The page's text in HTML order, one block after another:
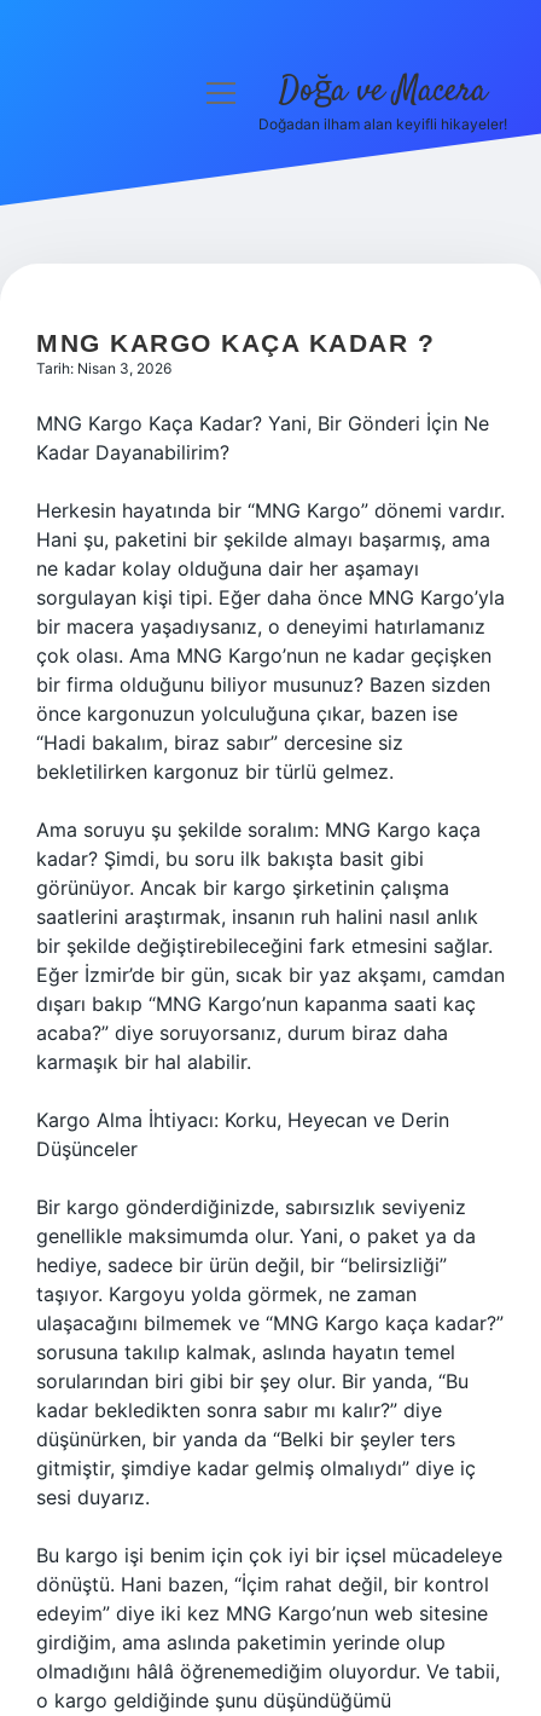
Hakkımızda
menüyü Doğa ve Macera
Doğadan ilham alan keyifli hikayeler!
MNG KARGO KAÇA KADAR ?
Tarih: Nisan 3, 2026
MNG Kargo Kaça Kadar? Yani, Bir Gönderi İçin Ne
Kadar Dayanabilirim?
Herkesin hayatında bir “MNG Kargo” dönemi vardır.
Hani şu, paketini bir şekilde almayı başarmış, ama
ne kadar kolay olduğuna dair her aşamayı
sorgulayan kişi tipi. Eğer daha önce MNG Kargo’yla
bir macera yaşadıysanız, o deneyimi hatırlamanız
çok olası. Ama MNG Kargo’nun ne kadar geçişken
bir firma olduğunu biliyor musunuz? Bazen sizden
önce kargonuzun yolculuğuna çıkar, bazen ise
“Hadi bakalım, biraz sabır” dercesine siz
bekletilirken kargonuz bir türlü gelmez.
Ama soruyu şu şekilde soralım: MNG Kargo kaça
kadar? Şimdi, bu soru ilk bakışta basit gibi
görünüyor. Ancak bir kargo şirketinin çalışma
saatlerini araştırmak, insanın ruh halini nasıl anlık
bir şekilde değiştirebileceğini fark etmesini sağlar.
Eğer İzmir’de bir gün, sıcak bir yaz akşamı, camdan
dışarı bakıp “MNG Kargo’nun kapanma saati kaç
acaba?” diye soruyorsanız, durum biraz daha
karmaşık bir hal alabilir.
Kargo Alma İhtiyacı: Korku, Heyecan ve Derin
Düşünceler
Bir kargo gönderdiğinizde, sabırsızlık seviyeniz
genellikle maksimumda olur. Yani, o paket ya da
hediye, sadece bir ürün değil, bir “belirsizliği”
taşıyor. Kargoyu yolda görmek, ne zaman
ulaşacağını bilmemek ve “MNG Kargo kaça kadar?”
sorusuna takılıp kalmak, aslında hayatın temel
sorularından biri gibi bir şey olur. Bir yanda, “Bu
kadar bekledikten sonra sabır mı kalır?” diye
düşünürken, bir yanda da “Belki bir şeyler ters
gitmiştir, şimdiye kadar gelmiş olmalıydı” diye iç
sesi duyarız.
Bu kargo işi benim için çok iyi bir içsel mücadeleye
dönüştü. Hani bazen, “İçim rahat değil, bir kontrol
edeyim” diye iki kez MNG Kargo’nun web sitesine
girdiğim, ama aslında paketimin yerinde olup
olmadığını hâlâ öğrenemediğim oluyordur. Ve tabii,
o kargo geldiğinde şunu düşündüğümü